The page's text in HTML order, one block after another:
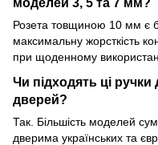
Розета товщиною 10 мм є
максимальну жорсткість
при щоденному
Чи підходять ці ручки
дверей?
Так. Більшість моделей
дверима українських та